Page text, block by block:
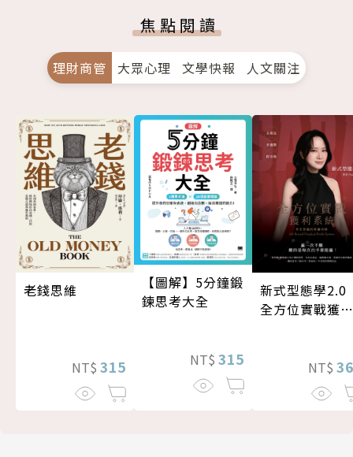
焦點閱讀
理財商管 大眾心理 文學快報 人文關注
老錢思維
NT$ 315
【圖解】5分鐘鍛
鍊思考大全
NT$ 315
新式型態學
全方位實戰獲利
NT$